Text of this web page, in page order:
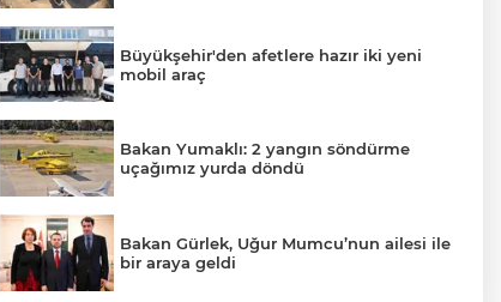
Büyükşehir'den afetlere hazır iki yeni
mobil araç
Bakan Yumaklı: 2 yangın söndürme
uçağımız yurda döndü
Bakan Gürlek, Uğur Mumcu’nun ailesi ile
bir araya geldi